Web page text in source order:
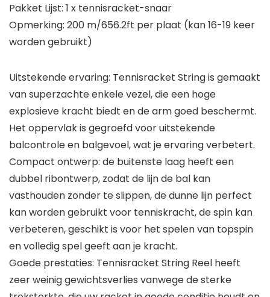
Pakket Lijst: 1 x tennisracket-snaar
Opmerking: 200 m/656.2ft per plaat (kan 16-19 keer
worden gebruikt)
Uitstekende ervaring: Tennisracket String is gemaakt
van superzachte enkele vezel, die een hoge
explosieve kracht biedt en de arm goed beschermt.
Het oppervlak is gegroefd voor uitstekende
balcontrole en balgevoel, wat je ervaring verbetert.
Compact ontwerp: de buitenste laag heeft een
dubbel ribontwerp, zodat de lijn de bal kan
vasthouden zonder te slippen, de dunne lijn perfect
kan worden gebruikt voor tenniskracht, de spin kan
verbeteren, geschikt is voor het spelen van topspin
en volledig spel geeft aan je kracht.
Goede prestaties: Tennisracket String Reel heeft
zeer weinig gewichtsverlies vanwege de sterke